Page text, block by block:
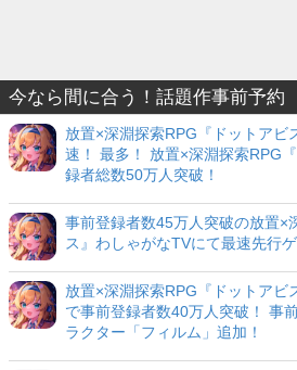
今なら間に合う！話題作事前予約
放置×深淵探索RPG『ドットアビ
速！ 最多！ 放置×深淵探索RPG
録者総数50万人突破！
事前登録者数45万人突破の放置×
ス』わしゃがなTVにて最速先行
放置×深淵探索RPG『ドットアビ
で事前登録者数40万人突破！ 事
ラクター「フィルム」追加！